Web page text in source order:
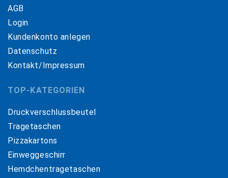
AGB
Login
Kundenkonto anlegen
Datenschutz
Kontakt/Impressum
TOP-KATEGORIEN
Druckverschlussbeutel
Tragetaschen
Pizzakartons
Einweggeschirr
Hemdchentragetaschen